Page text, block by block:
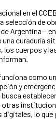
en el
selección de
Argentina—
curaduría
los cuerpos y
como
y
otras
lo que